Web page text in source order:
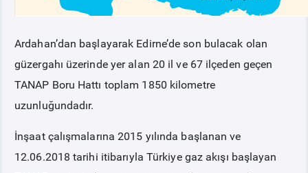
Ardahan’dan başlayarak Edirne’de son bulacak olan
güzergahı üzerinde yer alan 20 il ve 67 ilçeden geçen
TANAP Boru Hattı toplam 1850 kilometre
uzunluğundadır.
İnşaat çalışmalarına 2015 yılında başlanan ve
12.06.2018 tarihi itibarıyla Türkiye gaz akışı başlayan